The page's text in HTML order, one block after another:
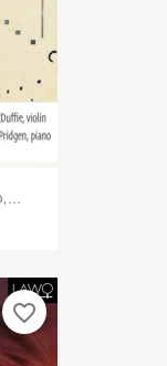
favorite_border